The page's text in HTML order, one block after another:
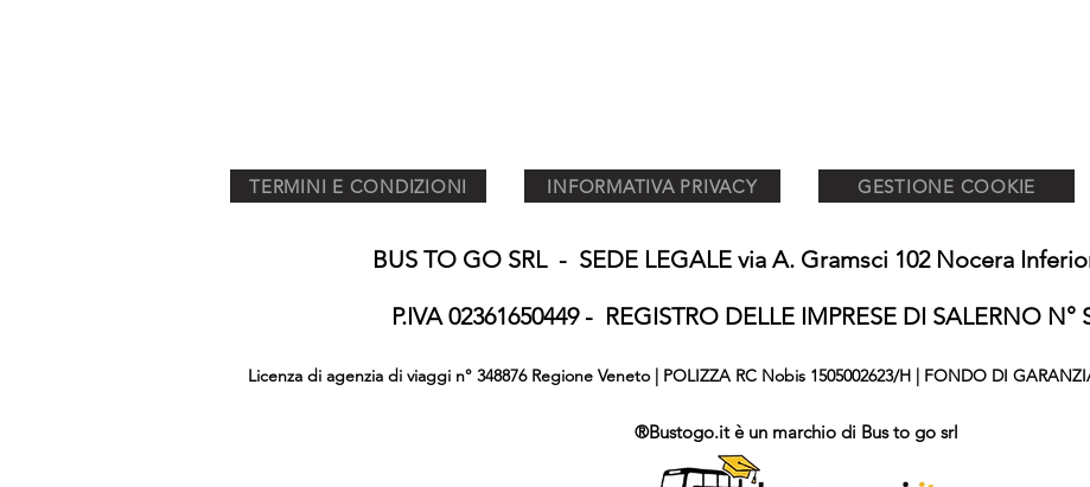
TERMINI E CONDIZIONI INFORMATIVA PRIVACY GESTIONE COOKIE
BUS TO GO SRL - SEDE LEGALE via A. Gramsci 102 Nocera
P.IVA 02361650449 - REGISTRO DELLE IMPRESE DI SALERNO N°
Licenza di agenzia di viaggi n° 348876 Regione Veneto | POLIZZA RC Nobis 1505002623/H | FONDO DI
®Bustogo.it è un marchio di Bus to go srl